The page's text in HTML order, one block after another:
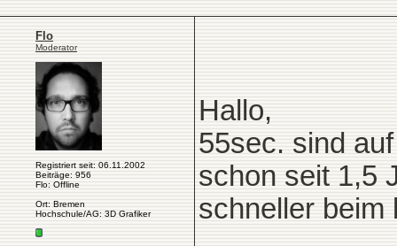
Flo
Moderator
Registriert seit: 06.11.2002
Beiträge: 956
Flo: Offline
Ort: Bremen
Hochschule/AG: 3D Grafiker
Hallo,
55sec. sind
schon seit 1,5
schneller beim